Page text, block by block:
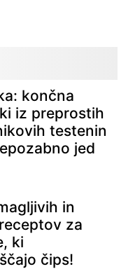
končna
iz preprostih
testenin
jed
in
za
ki
čips!